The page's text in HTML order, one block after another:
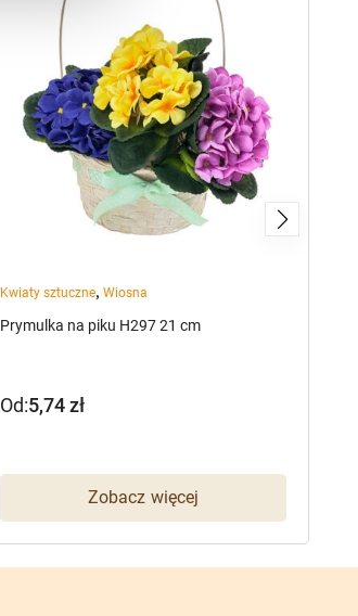
Kwiaty sztuczne, Wiosna
Prymulka na piku H297 21 cm
Zobacz więcej
Od:5,74zł